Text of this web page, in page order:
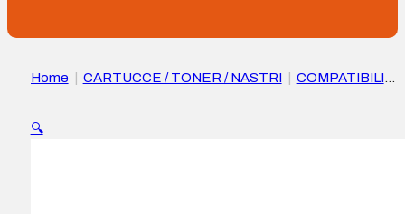
Home CARTUCCE / TONER / NASTRI
COMPATIBILI
Sostituisce 5104C002/5100C002
🔍